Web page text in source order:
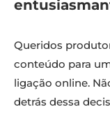
Queridos
conteúdo para
ligação online.
detrás dessa